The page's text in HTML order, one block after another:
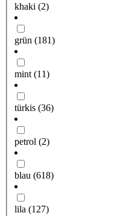
khaki (2)
grün (181)
mint (11)
türkis (36)
petrol (2)
blau (618)
lila (127)